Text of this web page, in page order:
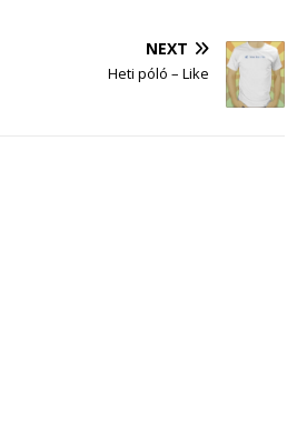
NEXT
Heti póló – Like